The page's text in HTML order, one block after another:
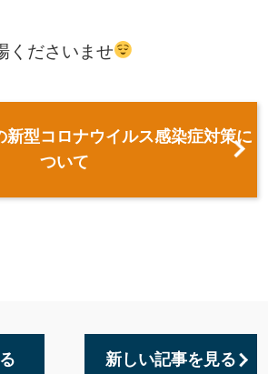
くださいませ
新型コロナウイルス感染症対策に
ついて
新しい記事を見る